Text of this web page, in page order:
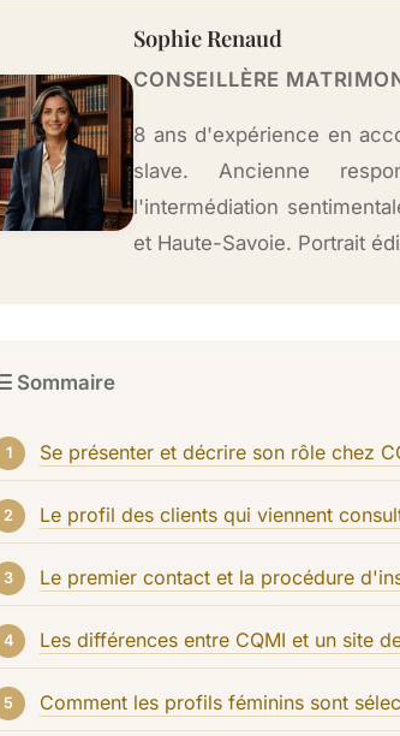
Sophie Renaud
CONSEILLÈRE
8 ans d'expérience en
slave. Ancienne
l'intermédiation
et Haute-Savoie. Portrait
Sommaire
Se présenter et décrire son rôle chez
Le profil des clients qui viennent
Le premier contact et la procédure
Les différences entre CQMI et un site
Comment les profils féminins sont